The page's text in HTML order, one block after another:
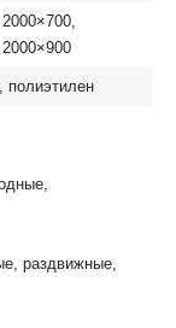
полиэтилен
раздвижные,